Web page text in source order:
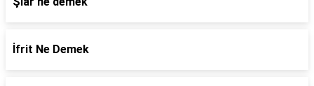
İfrit Ne Demek